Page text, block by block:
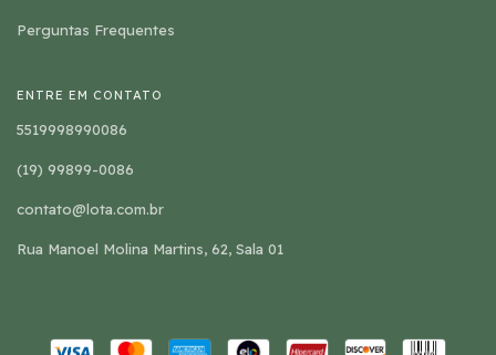
Perguntas Frequentes
ENTRE EM CONTATO
5519998990086
(19) 99899-0086
contato@lota.com.br
Rua Manoel Molina Martins, 62, Sala 01